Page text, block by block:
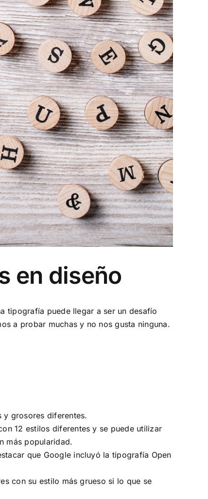
en diseño
tipografía puede llegar a ser un desafío
a probar muchas y no nos gusta ninguna.
y grosores diferentes.
12 estilos diferentes y se puede utilizar
más popularidad.
que Google incluyó la tipografía Open
con su estilo más grueso si lo que se